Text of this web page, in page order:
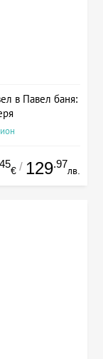
в Павел баня:
€ / 129.97
лв.